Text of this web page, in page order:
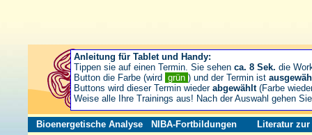
Bioenergetische Analyse NIBA-Fortbildungen Literatur zur
Anleitung für Tablet und Handy:
Tippen sie auf einen Termin. Sie sehen ca. 8 Sek. die
Button die Farbe (wird grün ) und der Termin ist
Buttons wird dieser Termin wieder abgewählt(Farbe
Weise alle Ihre Trainings aus! Nach der Auswahl gehen